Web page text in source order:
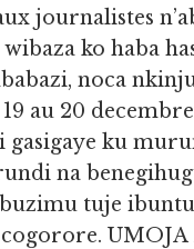
journalistes
ko haba
noca
au 20
gasigaye ku
na
tuje